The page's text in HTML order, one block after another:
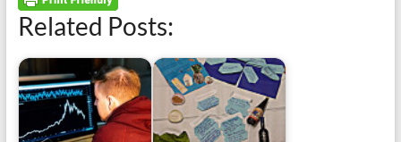
Related Posts: